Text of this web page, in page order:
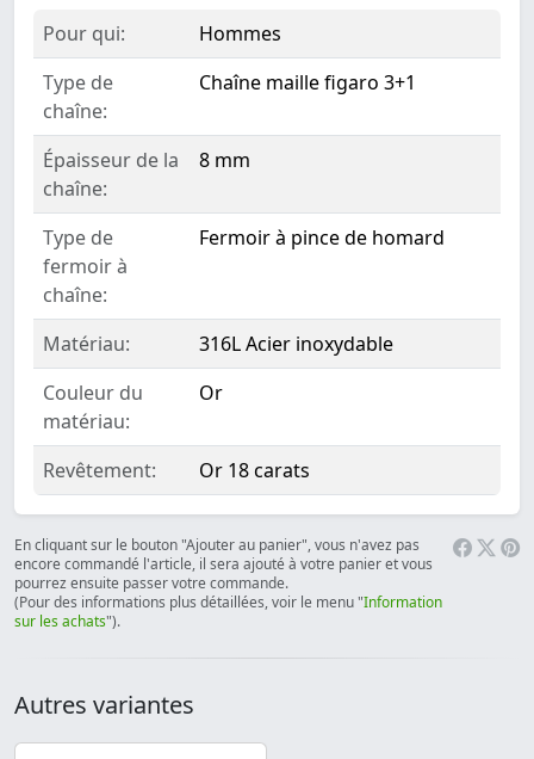
Pour qui:
Hommes
Type de
chaîne:
Chaîne maille figaro 3+1
Épaisseur de la
chaîne:
8 mm
Type de
fermoir à
chaîne:
Fermoir à pince de homard
Matériau:
316L Acier inoxydable
Couleur du
matériau:
Or
Revêtement: Or 18 carats
En cliquant sur le bouton "Ajouter au panier", vous n'avez pas
encore commandé l'article, il sera ajouté à votre panier et vous
pourrez ensuite passer votre commande.
(Pour des informations plus détaillées, voir le menu "Information
sur les achats").
Autres variantes